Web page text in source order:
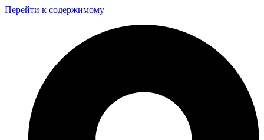
Перейти к содержимому